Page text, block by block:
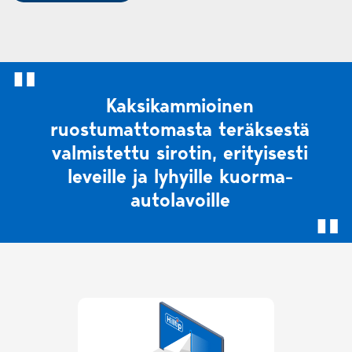
Kaksikammioinen
ruostumattomasta teräksestä
valmistettu sirotin, erityisesti
leveille ja lyhyille kuorma-
autolavoille